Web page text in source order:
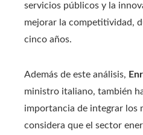
servicios públicos y la
mejorar la competitividad,
cinco años.
Además de este análisis,
ministro italiano, también
importancia de integrar los
considera que el sector